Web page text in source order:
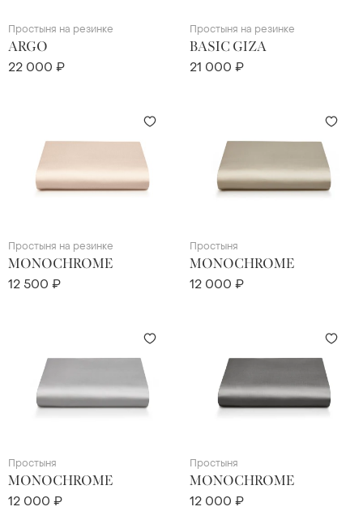
Простыня на резинке
ARGO
22 000 ₽
Простыня на резинке
BASIC GIZA
21 000 ₽
Простыня на резинке
MONOCHROME
12 500 ₽
Простыня
MONOCHROME
12 000 ₽
Простыня
MONOCHROME
12 000 ₽
Простыня
MONOCHROME
12 000 ₽